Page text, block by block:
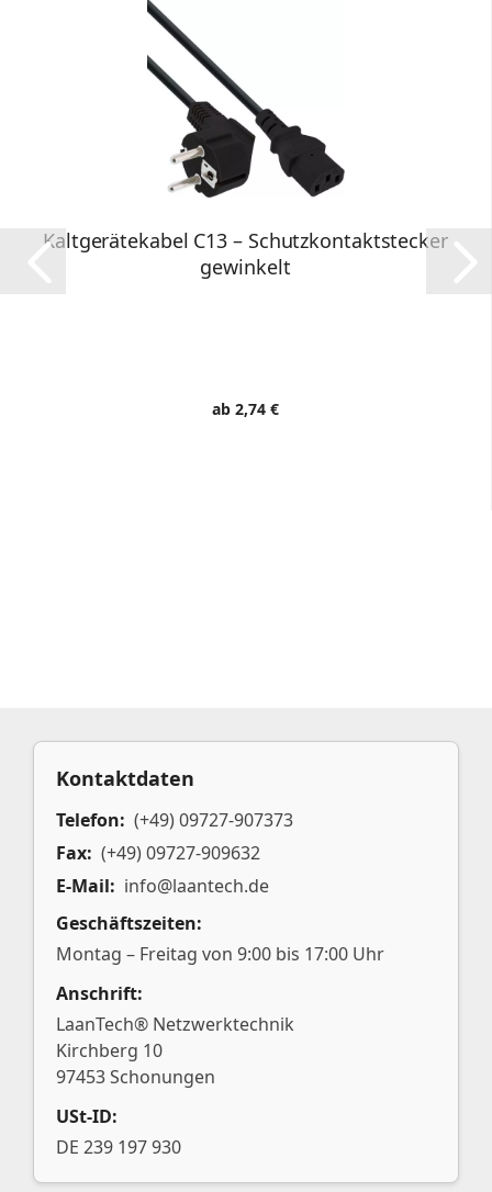
Kaltgerätekabel C13 – Schutzkontaktstecker
gewinkelt
ab 2,74 €
Kontaktdaten
Telefon: (+49) 09727-907373
Fax: (+49) 09727-909632
E-Mail: info@laantech.de
Geschäftszeiten:
Montag – Freitag von 9:00 bis 17:00 Uhr
Anschrift:
LaanTech® Netzwerktechnik
Kirchberg 10
97453 Schonungen
USt-ID:
DE 239 197 930